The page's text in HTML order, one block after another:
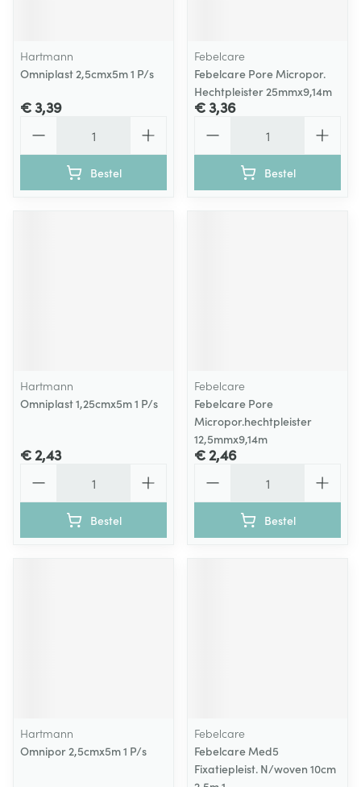
Hartmann
Omniplast 2,5cmx5m 1 P/s
€ 3,39
Bestel
Febelcare
Febelcare Pore Micropor.
Hechtpleister 25mmx9,14m
€ 3,36
Bestel
Hartmann
Omniplast 1,25cmx5m 1 P/s
€ 2,43
Bestel
Febelcare
Febelcare Pore
Micropor.hechtpleister
12,5mmx9,14m
€ 2,46
Bestel
Hartmann
Omnipor 2,5cmx5m 1 P/s
Febelcare
Febelcare Med5
Fixatiepleist. N/woven 10cm